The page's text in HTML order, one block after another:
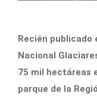
Recién publicado
Nacional
75 mil hectáreas
parque de la